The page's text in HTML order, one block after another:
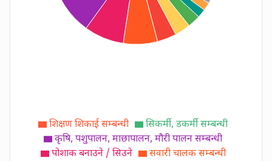
शिक्षण शिकाई सम्बन्धी
सिकर्मी, डकर्मी सम्बन्धी
कृषि, पशुपालन, माछापालन, मौरी पालन सम्बन्धी
पोशाक बनाउने / सिउने
सवारी चालक सम्बन्धी